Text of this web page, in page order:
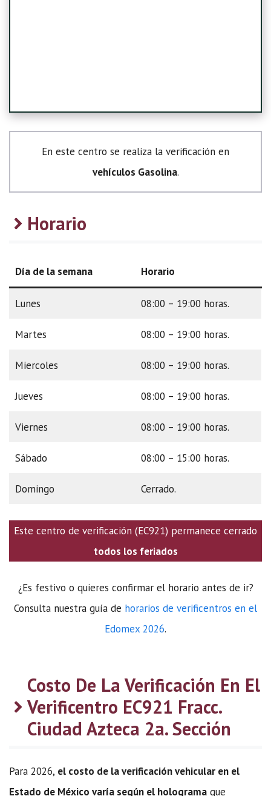
En este centro se realiza la verificación en
vehículos Gasolina.
Horario
Día de la semana Horario
Lunes 08:00 – 19:00 horas.
Martes 08:00 – 19:00 horas.
Miercoles 08:00 – 19:00 horas.
Jueves 08:00 – 19:00 horas.
Viernes 08:00 – 19:00 horas.
Sábado 08:00 – 15:00 horas.
Domingo Cerrado.
Este centro de verificación (EC921) permanece cerrado
todos los feriados
¿Es festivo o quieres confirmar el horario antes de ir?
Consulta nuestra guía de horarios de verificentros en el
Edomex 2026.
Costo De La Verificación En El
Verificentro EC921 Fracc.
Ciudad Azteca 2a. Sección
Para 2026, el costo de la verificación vehicular en el
Estado de México varía según el holograma que